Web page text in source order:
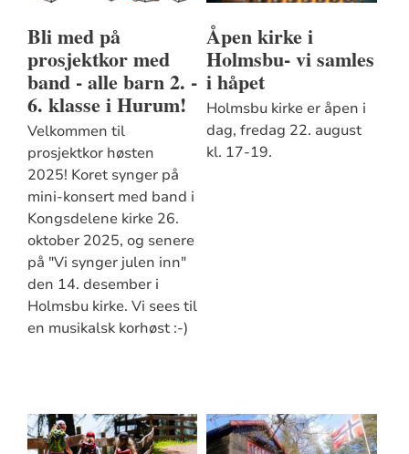
Bli med på
prosjektkor med
band - alle barn 2. -
6. klasse i Hurum!
Velkommen til
prosjektkor høsten
2025! Koret synger på
mini-konsert med band i
Kongsdelene kirke 26.
oktober 2025, og senere
på "Vi synger julen inn"
den 14. desember i
Holmsbu kirke. Vi sees til
en musikalsk korhøst :-)
Åpen kirke i
Holmsbu- vi samles
i håpet
Holmsbu kirke er åpen i
dag, fredag 22. august
kl. 17-19.